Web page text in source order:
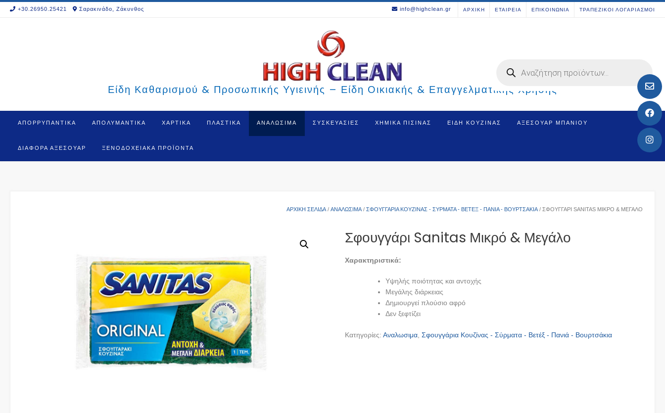
+30.26950.25421 Σαρακινάδο, Ζάκυνθος info@highclean.gr ΑΡΧΙΚΗ ΕΤΑΙΡΕΙΑ ΕΠΙΚΟΙΝΩΝΙΑ ΤΡΑΠΕΖΙΚΟΙ ΛΟΓΑΡΙΑΣΜΟΙ
Είδη Καθαρισμού & Προσωπικής Υγιεινής – Είδη Οικιακής & Επαγγελματικής Χρήσης
search
ΑΠΟΡΡΥΠΑΝΤΙΚΑ ΑΠΟΛΥΜΑΝΤΙΚΑ ΧΑΡΤΙΚΑ ΠΛΑΣΤΙΚΑ ΑΝΑΛΩΣΙΜΑ ΣΥΣΚΕΥΑΣΙΕΣ ΧΗΜΙΚΑ ΠΙΣΙΝΑΣ ΕΊΔΗ ΚΟΥΖΊΝΑΣ ΑΞΕΣΟΥΆΡ ΜΠΆΝΙΟΥ
ΔΙΆΦΟΡΑ ΑΞΕΣΟΥΆΡ ΞΕΝΟΔΟΧΕΙΑΚΆ ΠΡΟΪΌΝΤΑ
ΑΡΧΙΚΉ ΣΕΛΊΔΑ / ΑΝΑΛΩΣΙΜΑ / ΣΦΟΥΓΓΆΡΙΑ ΚΟΥΖΊΝΑΣ - ΣΎΡΜΑΤΑ - ΒΕΤΈΞ - ΠΑΝΙΆ - ΒΟΥΡΤΣΆΚΙΑ / ΣΦΟΥΓΓΆΡΙ SANITAS ΜΙΚΡΌ & ΜΕΓΆΛΟ
Σφουγγάρι Sanitas Μικρό & Μεγάλο
Χαρακτηριστικά:
Υψηλής ποιότητας και αντοχής
Μεγάλης διάρκειας
Δημιουργεί πλούσιο αφρό
Δεν ξεφτίζει
Κατηγορίες:Αναλωσιμα ,Σφουγγάρια Κουζίνας - Σύρματα - Βετέξ - Πανιά - Βουρτσάκια